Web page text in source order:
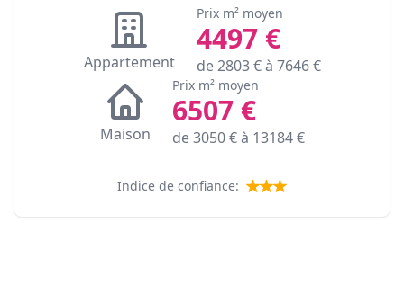
Appartement
Prix m² moyen
4497€
de2803€ à 7646€
Maison
Prix m² moyen
6507€
de3050€ à 13184€
Indice de confiance: